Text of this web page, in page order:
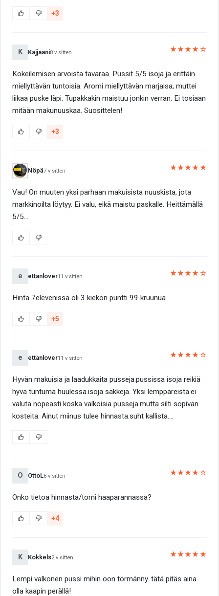
+3
K Kajjaani8 v sitten ★★★★☆
Kokeilemisen arvoista tavaraa. Pussit 5/5 isoja ja erittäin
miellyttävän tuntoisia. Aromi miellyttävän marjaisa, muttei
liikaa puske läpi. Tupakkakin maistuu jonkin verran. Ei tosiaan
mitään makunuuskaa. Suosittelen!
+3
Nöpä7 v sitten ★★★★★
Vau! On muuten yksi parhaan makuisista nuuskista, jota
markkinoilta löytyy. Ei valu, eikä maistu paskalle. Heittämällä
5/5...
e ettanlover11 v sitten ★★★★☆
Hinta 7elevenissä oli 3 kiekon puntti 99 kruunua
+5
e ettanlover11 v sitten ★★★★☆
Hyvän makuisia ja laadukkaita pusseja.pussissa isoja reikiä
hyvä tuntuma huulessa.isoja säkkejä. Yksi lemppareista.ei
valuta nopeasti koska valkoisia pusseja.mutta silti sopivan
kosteita. Ainut miinus tulee hinnasta.suht kallista....
O OttoL6 v sitten ★★★★☆
Onko tietoa hinnasta/torni haaparannassa?
+4
K Kokkels2 v sitten ★★★★★
Lempi valkonen pussi mihin oon törmänny. tätä pitäs aina
olla kaapin perällä!